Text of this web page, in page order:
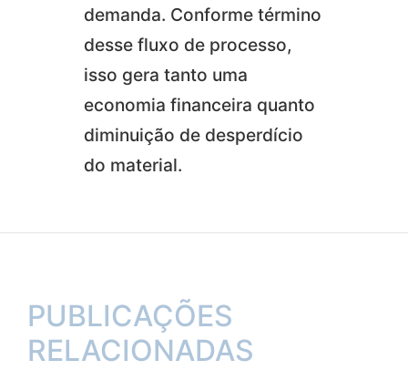
demanda. Conforme término
desse fluxo de processo,
isso gera tanto uma
economia financeira quanto
diminuição de desperdício
do material.
PUBLICAÇÕES
RELACIONADAS